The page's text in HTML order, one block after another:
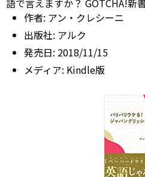
語で言えますか？ GOTCHA!新
作者: アン・クレシーニ
出版社: アルク
発売日: 2018/11/15
メディア: Kindle版